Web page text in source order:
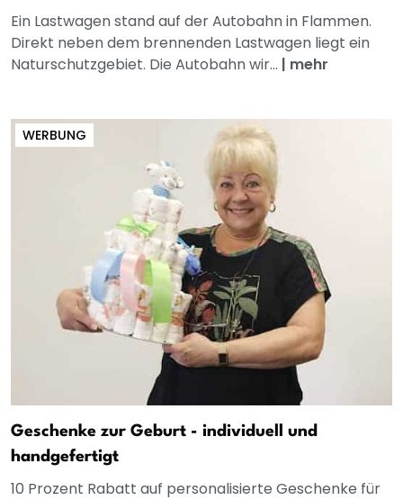
Ein Lastwagen stand auf der Autobahn in Flammen.
Direkt neben dem brennenden Lastwagen liegt ein
Naturschutzgebiet. Die Autobahn wir... | mehr
WERBUNG
Geschenke zur Geburt - individuell und
handgefertigt
10 Prozent Rabatt auf personalisierte Geschenke für